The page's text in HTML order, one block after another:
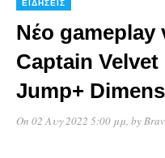
ΕΙΔΉΣΕΙΣ
Νέο gameplay
Captain
Jump+
On 02 Αυγ 2022 5:00 μμ , by